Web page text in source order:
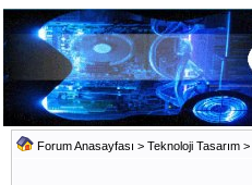
Forum Anasayfası > Teknoloji Tasarım >